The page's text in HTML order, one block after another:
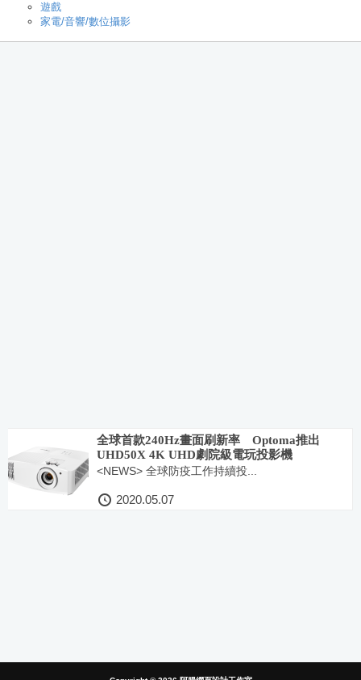
遊戲
家電/音響/數位攝影
全球首款240Hz畫面刷新率 Optoma推出
UHD50X 4K UHD劇院級電玩投影機
<NEWS> 全球防疫工作持續投...
2020.05.07